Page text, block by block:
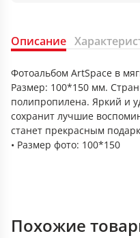
Описание
Фотоальбом ArtSpace в
Размер: 100*150 мм.
полипропилена. Яркий и
сохранит лучшие
станет прекрасным
• Размер фото: 100*150
Похожие